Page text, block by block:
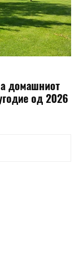
домашниот
од 2026